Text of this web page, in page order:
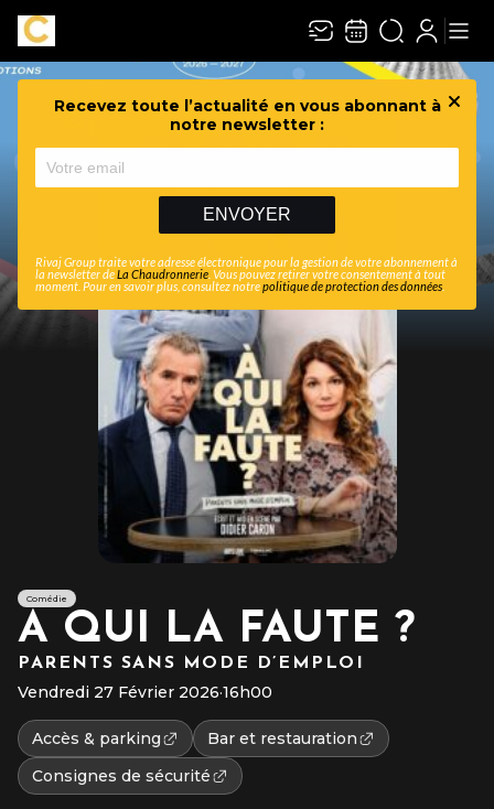
Recevez toute l’actualité en vous abonnant à
notre newsletter :
ENVOYER
Rivaj Group traite votre adresse électronique pour la gestion de votre abonnement à
la newsletter deLa Chaudronnerie . Vous pouvez retirer votre consentement à tout
moment. Pour en savoir plus, consultez notrepolitique de protection des données
Comédie
A QUI LA FAUTE ?
PARENTS SANS MODE D’EMPLOI
Vendredi 27 Février 2026·16h00
Accès & parking
Bar et restauration
Consignes de sécurité